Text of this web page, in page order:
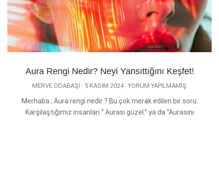
Aura Rengi Nedir? Neyi Yansıttığını Keşfet!
MERVE ODABAŞI 5 KASIM 2024 YORUM YAPILMAMIŞ
Merhaba ; Aura rengi nedir ? Bu çok merak edilen bir soru.
Karşılaştığımız insanları “ Aurası güzel.” ya da “Aurasını